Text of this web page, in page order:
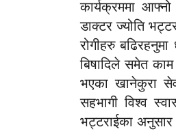
कार्यक्रममा
डाक्टर ज्योति
रोगीहरु
बिषादिले समेत
भएका खानेकुरा
सहभागी विश्व
भट्टराईका अनुसार